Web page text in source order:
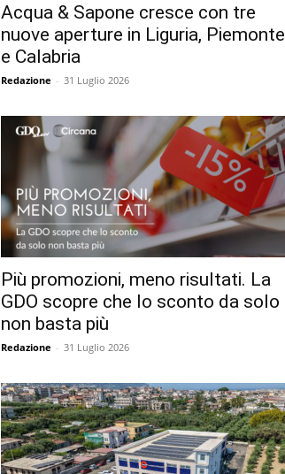
Acqua & Sapone cresce con tre
nuove aperture in Liguria, Piemonte
e Calabria
Redazione - 31 Luglio 2026
Più promozioni, meno risultati. La
GDO scopre che lo sconto da solo
non basta più
Redazione - 31 Luglio 2026